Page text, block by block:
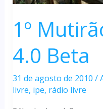
1º
4.0 Beta
31 de agosto de 2010 /
livre, ipe, rádio livre